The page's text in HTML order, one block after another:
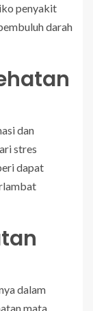
penyakit
darah
dan
stres
dapat
dalam
mata.